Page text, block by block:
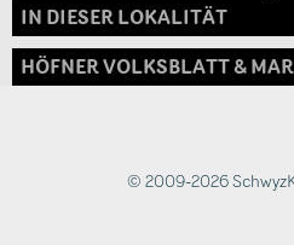
* Eingabe erforderlich
IN DIESER LOKALITÄT
HÖFNER VOLKSBLATT &
© 2009-2026